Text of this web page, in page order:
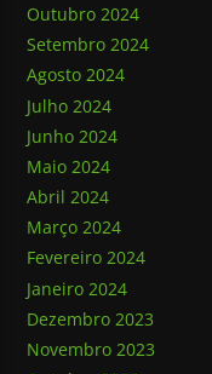
Outubro 2024
Setembro 2024
Agosto 2024
Julho 2024
Junho 2024
Maio 2024
Abril 2024
Março 2024
Fevereiro 2024
Janeiro 2024
Dezembro 2023
Novembro 2023